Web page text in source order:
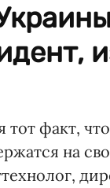
факт,
на